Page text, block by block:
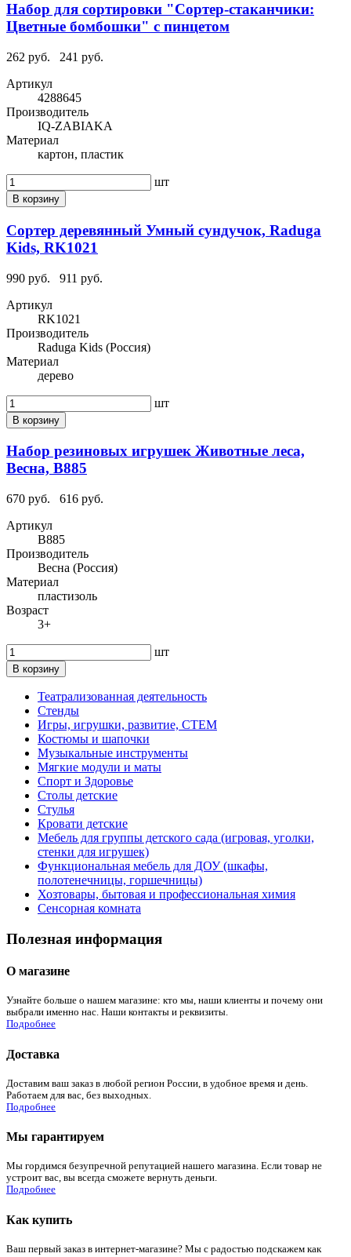
Набор для сортировки "Сортер-стаканчики:
Цветные бомбошки" с пинцетом
262 руб.
241 руб.
Артикул
4288645
Производитель
IQ-ZABIAKA
Материал
картон, пластик
шт
В корзину
Сортер деревянный Умный сундучок, Raduga
Kids, RK1021
990 руб.
911 руб.
Артикул
RK1021
Производитель
Raduga Kids (Россия)
Материал
дерево
шт
В корзину
Набор резиновых игрушек Животные леса,
Весна, В885
670 руб.
616 руб.
Артикул
В885
Производитель
Весна (Россия)
Материал
пластизоль
Возраст
3+
шт
В корзину
Театрализованная деятельность
Стенды
Игры, игрушки, развитие, СТЕМ
Костюмы и шапочки
Музыкальные инструменты
Мягкие модули и маты
Спорт и Здоровье
Столы детские
Стулья
Кровати детские
Мебель для группы детского сада (игровая, уголки,
стенки для игрушек)
Функциональная мебель для ДОУ (шкафы,
полотенечницы, горшечницы)
Хозтовары, бытовая и профессиональная химия
Сенсорная комната
Полезная информация
О магазине
Узнайте больше о нашем магазине: кто мы, наши клиенты и почему они
выбрали именно нас. Наши контакты и реквизиты.
Подробнее
Доставка
Доставим ваш заказ в любой регион России, в удобное время и день.
Работаем для вас, без выходных.
Подробнее
Мы гарантируем
Мы гордимся безупречной репутацией нашего магазина. Если товар не
устроит вас, вы всегда сможете вернуть деньги.
Подробнее
Как купить
Ваш первый заказ в интернет-магазине? Мы с радостью подскажем как